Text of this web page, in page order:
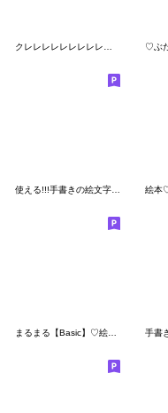
絵本
まるまる【Basic】♡絵文字